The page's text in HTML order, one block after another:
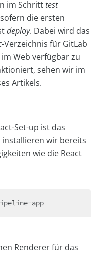
im Schritttest
die ersten
deploy. Dabei wird das
-Verzeichnis für GitLab
Web verfügbar zu
sehen wir im
Artikels.
Set-up ist das
wir bereits
wie die React
Renderer für das